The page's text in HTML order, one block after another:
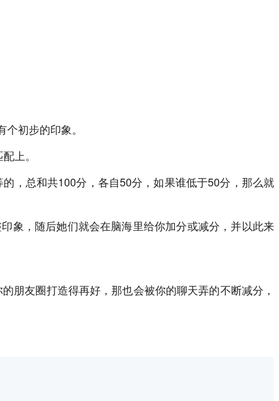
初步的印象。
上。
，总和共100分，各自50分，如果谁低于50分，那么就
象，随后她们就会在脑海里给你加分或减分，并以此来
朋友圈打造得再好，那也会被你的聊天弄的不断减分，